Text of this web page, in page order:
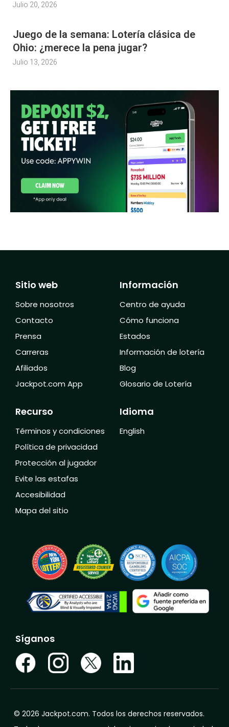
Julio 20, 2026
Juego de la semana: Lotería clásica de
Ohio: ¿merece la pena jugar?
Julio 13, 2026
Sitio web
Sobre nosotros
Contacto
Prensa
Carreras
Afiliados
Jackpot.com App
Información
Centro de ayuda
Cómo funciona
Estados
Información de lotería
Blog
Glosario de Lotería
Recurso
Términos y condiciones
Política de privacidad
Protección al jugador
Evite las estafas
Accesibilidad
Mapa del sitio
Idioma
English
Síganos
© 2026 Jackpot.com. Todos los derechos reservados.